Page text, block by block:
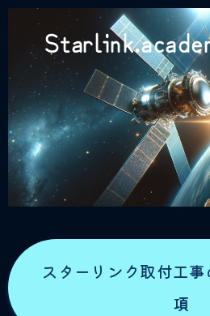
スターリンク取付工
項